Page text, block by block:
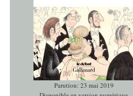
Parution: 23 mai 2019